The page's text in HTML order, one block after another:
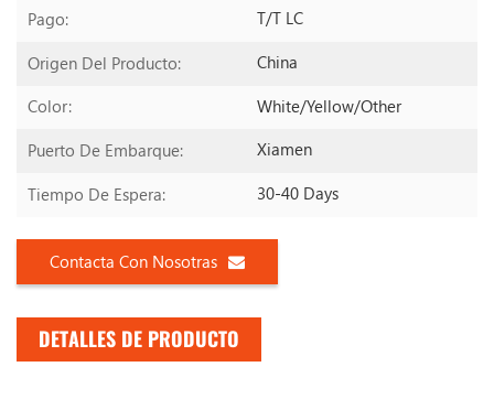
Pago: T/T LC
Origen Del Producto: China
Color: White/yellow/other
Puerto De Embarque: Xiamen
Tiempo De Espera: 30-40 Days
Contacta Con Nosotras
DETALLES DE PRODUCTO